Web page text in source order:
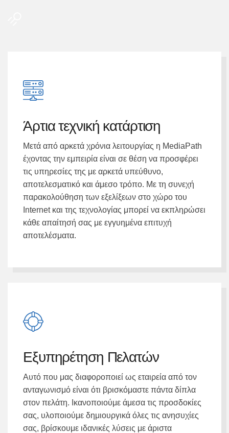
Άρτια τεχνική κατάρτιση
Μετά από αρκετά χρόνια λειτουργίας η MediaPath
έχοντας την εμπειρία είναι σε θέση να προσφέρει
τις υπηρεσίες της με αρκετά υπεύθυνο,
αποτελεσματικό και άμεσο τρόπο. Με τη συνεχή
παρακολούθηση των εξελίξεων στο χώρο του
Internet και της τεχνολογίας μπορεί να εκπληρώσει
κάθε απαίτησή σας με εγγυημένα επιτυχή
αποτελέσματα.
Εξυπηρέτηση Πελατών
Αυτό που μας διαφοροποιεί ως εταιρεία από τον
ανταγωνισμό είναι ότι βρισκόμαστε πάντα δίπλα
στον πελάτη. Ικανοποιούμε άμεσα τις προσδοκίες
σας, υλοποιούμε δημιουργικά όλες τις ανησυχίες
σας, βρίσκουμε ιδανικές λύσεις με άριστα